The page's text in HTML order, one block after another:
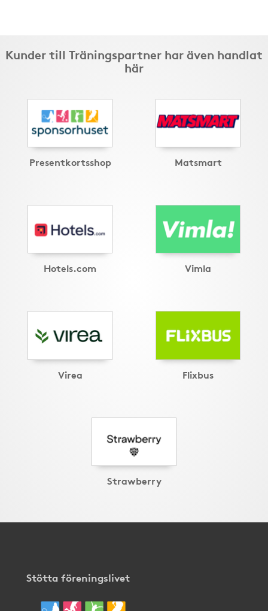
Kunder till Träningspartner har även handlat
här
Presentkortsshop Matsmart
Hotels.com Vimla
Virea Flixbus
Strawberry
Stötta föreningslivet